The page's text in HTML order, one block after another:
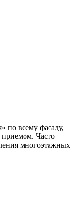
по всему фасаду,
приемом. Часто
многоэтажных